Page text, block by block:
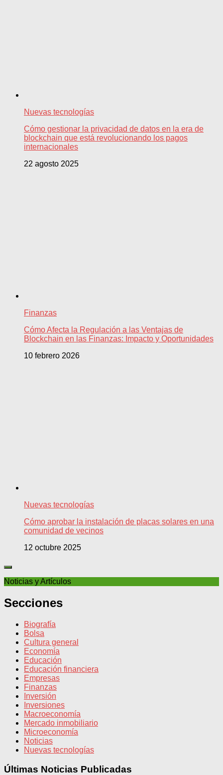
Nuevas tecnologías
Cómo gestionar la privacidad de datos en la era de
blockchain que está revolucionando los pagos
internacionales
22 agosto 2025
Finanzas
Cómo Afecta la Regulación a las Ventajas de
Blockchain en las Finanzas: Impacto y Oportunidades
10 febrero 2026
Nuevas tecnologías
Cómo aprobar la instalación de placas solares en una
comunidad de vecinos
12 octubre 2025
Noticias y Artículos
Secciones
Biografía
Bolsa
Cultura general
Economía
Educación
Educación financiera
Empresas
Finanzas
Inversión
Inversiones
Macroeconomía
Mercado inmobiliario
Microeconomía
Noticias
Nuevas tecnologías
Últimas Noticias Publicadas